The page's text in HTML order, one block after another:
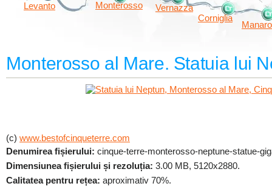
Levanto Monterosso
Vernazza
Corniglia
Monterosso al Mare. Statuia lui
(c) www.bestofcinqueterre.com
Denumirea fișierului: cinque-terre-monterosso-neptune-statue-
Dimensiunea fișierului și rezoluția: 3.00 MB, 5120x2880.
Calitatea pentru rețea: aproximativ 70%.